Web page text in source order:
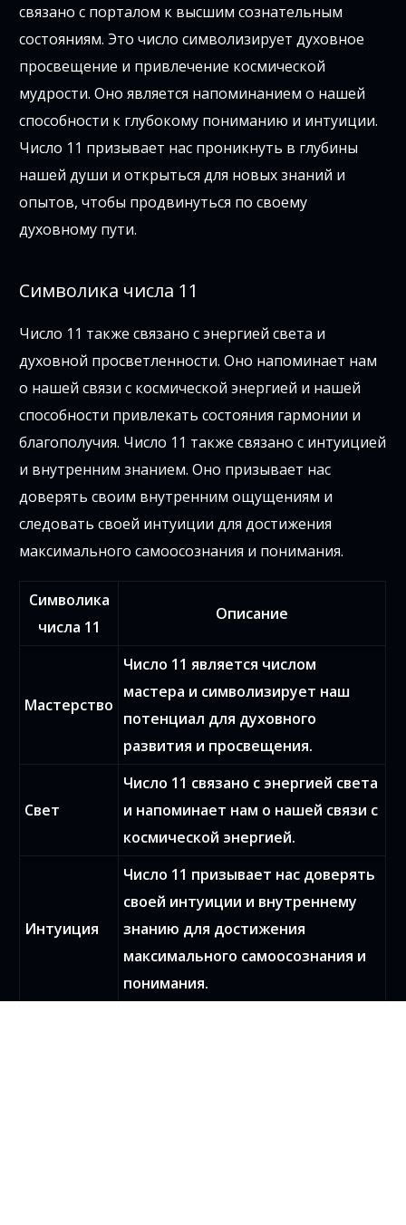
связано с порталом к высшим сознательным
состояниям. Это число символизирует духовное
просвещение и привлечение космической
мудрости. Оно является напоминанием о нашей
способности к глубокому пониманию и интуиции.
Число 11 призывает нас проникнуть в глубины
нашей души и открыться для новых знаний и
опытов, чтобы продвинуться по своему
духовному пути.
Символика числа 11
Число 11 также связано с энергией света и
духовной просветленности. Оно напоминает нам
о нашей связи с космической энергией и нашей
способности привлекать состояния гармонии и
благополучия. Число 11 также связано с интуицией
и внутренним знанием. Оно призывает нас
доверять своим внутренним ощущениям и
следовать своей интуиции для достижения
максимального самоосознания и понимания.
Символика
числа 11
Описание
Мастерство
Число 11 является числом
мастера и символизирует наш
потенциал для духовного
развития и просвещения.
Свет
Число 11 связано с энергией света
и напоминает нам о нашей связи с
космической энергией.
Интуиция
Число 11 призывает нас доверять
своей интуиции и внутреннему
знанию для достижения
максимального самоосознания и
понимания.